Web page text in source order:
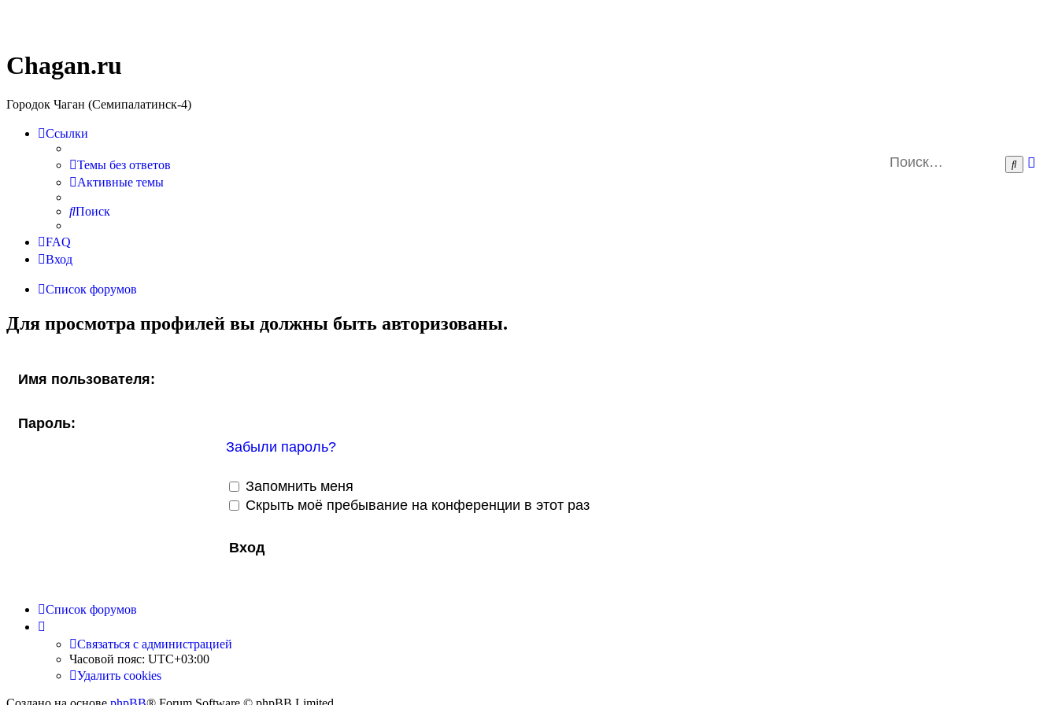
Chagan.ru
Городок Чаган (Семипалатинск-4)
Поиск
Ссылки
Темы без ответов
Активные темы
Поиск
FAQ
Вход
Список форумов
Для просмотра профилей вы должны быть авторизованы.
Имя пользователя:
Пароль:
Забыли пароль?
Запомнить меня
Скрыть моё пребывание на конференции в этот раз
Список форумов
Связаться с администрацией
Часовой пояс: UTC+03:00
Удалить cookies